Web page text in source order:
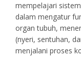
mempelajari
dalam mengatur
organ tubuh,
(nyeri, sentuhan,
menjalani proses